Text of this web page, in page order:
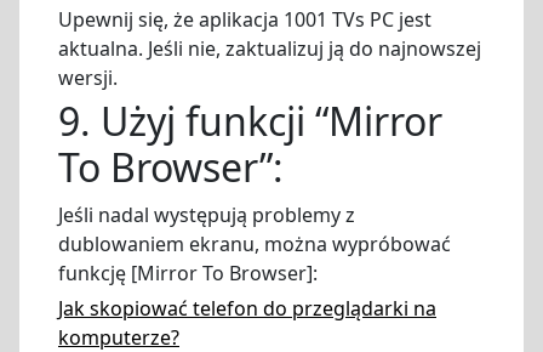
Upewnij się, że aplikacja 1001 TVs PC jest
aktualna. Jeśli nie, zaktualizuj ją do najnowszej
wersji.
9. Użyj funkcji “Mirror
To Browser”:
Jeśli nadal występują problemy z
dublowaniem ekranu, można wypróbować
funkcję [Mirror To Browser]:
Jak skopiować telefon do przeglądarki na
komputerze?